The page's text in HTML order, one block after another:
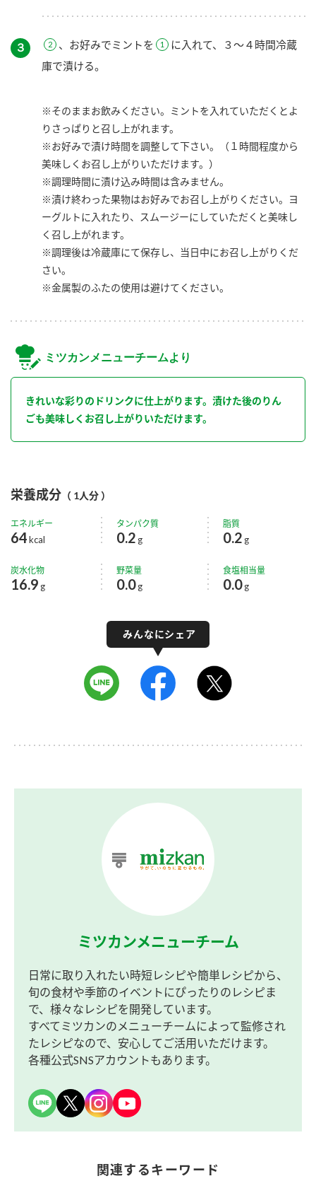
３ 、お好みでミントを
に入れて、３～４時間冷蔵
庫で漬ける。
※そのままお飲みください。ミントを入れていただくとよ
りさっぱりと召し上がれます。
※お好みで漬け時間を調整して下さい。（１時間程度から
美味しくお召し上がりいただけます。）
※調理時間に漬け込み時間は含みません。
※漬け終わった果物はお好みでお召し上がりください。ヨ
ーグルトに入れたり、スムージーにしていただくと美味し
く召し上がれます。
※調理後は冷蔵庫にて保存し、当日中にお召し上がりくだ
さい。
※金属製のふたの使用は避けてください。
ミツカンメニューチームより
きれいな彩りのドリンクに仕上がります。漬けた後のりん
ごも美味しくお召し上がりいただけます。
栄養成分 （ 1人分 ）
エネルギー
64kcal
タンパク質
0.2 g
脂質
0.2 g
炭水化物
16.9 g
野菜量
0.0g
食塩相当量
0.0 g
ミツカンメニューチーム
日常に取り入れたい時短レシピや簡単レシピから、
旬の食材や季節のイベントにぴったりのレシピま
で、様々なレシピを開発しています。
すべてミツカンのメニューチームによって監修され
たレシピなので、安心してご活用いただけます。
各種公式SNSアカウントもあります。
関連するキーワード